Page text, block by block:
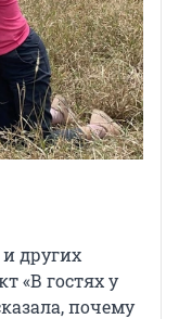
других
«В гостях у
почему